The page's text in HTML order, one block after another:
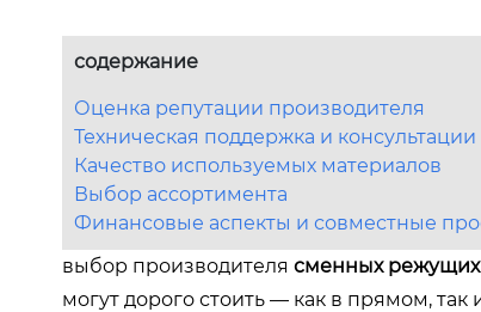
содержание
Оценка репутации производителя
Техническая поддержка и консультации
Качество используемых материалов
Выбор ассортимента
Финансовые аспекты и совместные
выбор производителя сменных режущих
могут дорого стоить — как в прямом,